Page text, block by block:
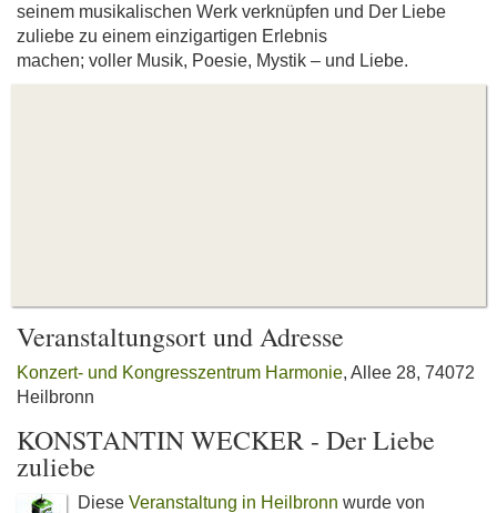
seinem musikalischen Werk verknüpfen und Der Liebe
zuliebe zu einem einzigartigen Erlebnis
machen; voller Musik, Poesie, Mystik – und Liebe.
Veranstaltungsort und Adresse
Konzert- und Kongresszentrum Harmonie, Allee 28, 74072
Heilbronn
KONSTANTIN WECKER - Der Liebe
zuliebe
Diese Veranstaltung in Heilbronn wurde von